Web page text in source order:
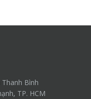
Bình
TP. HCM